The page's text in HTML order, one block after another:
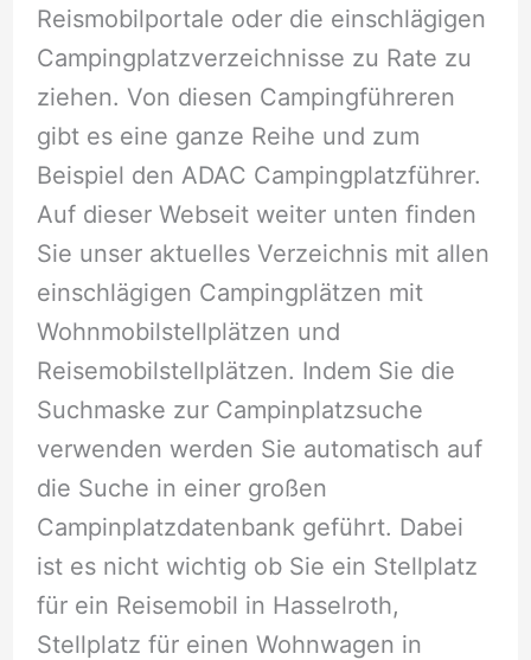
Reismobilportale oder die einschlägigen
Campingplatzverzeichnisse zu Rate zu
ziehen. Von diesen Campingführeren
gibt es eine ganze Reihe und zum
Beispiel den ADAC Campingplatzführer.
Auf dieser Webseit weiter unten finden
Sie unser aktuelles Verzeichnis mit allen
einschlägigen Campingplätzen mit
Wohnmobilstellplätzen und
Reisemobilstellplätzen. Indem Sie die
Suchmaske zur Campinplatzsuche
verwenden werden Sie automatisch auf
die Suche in einer großen
Campinplatzdatenbank geführt. Dabei
ist es nicht wichtig ob Sie ein Stellplatz
für ein Reisemobil in Hasselroth,
Stellplatz für einen Wohnwagen in